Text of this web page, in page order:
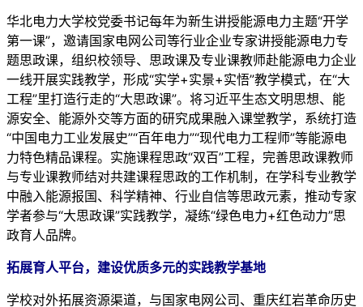
华北电力大学校党委书记每年为新生讲授能源电力主题“开学
第一课”，邀请国家电网公司等行业企业专家讲授能源电力专
题思政课，组织校领导、思政课及专业课教师赴能源电力企业
一线开展实践教学，形成“实学+实景+实悟”教学模式，在“大
工程”里打造行走的“大思政课”。将习近平生态文明思想、能
源安全、能源外交等方面的研究成果融入课堂教学，系统打造
“中国电力工业发展史”“百年电力”“现代电力工程师”等能源电
力特色精品课程。实施课程思政“双百”工程，完善思政课教师
与专业课教师结对共建课程思政的工作机制，在学科专业教学
中融入能源报国、科学精神、行业自信等思政元素，推动专家
学者参与“大思政课”实践教学，凝练“绿色电力+红色动力”思
政育人品牌。
拓展育人平台，建设优质多元的实践教学基地
学校对外拓展资源渠道，与国家电网公司、重庆红岩革命历史